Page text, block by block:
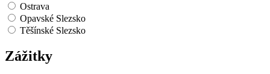
Ostrava
Opavské Slezsko
Těšínské Slezsko
Zážitky